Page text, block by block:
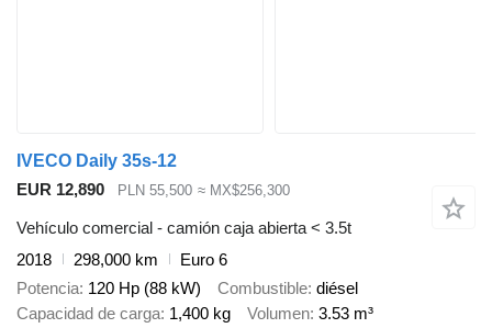
IVECO Daily 35s-12
EUR 12,890
PLN 55,500 ≈ MX$256,300
Vehículo comercial - camión caja abierta < 3.5t
2018
298,000 km
Euro 6
Potencia 120 Hp (88 kW) Combustible diésel
Capacidad de carga 1,400 kg Volumen 3.53 m³